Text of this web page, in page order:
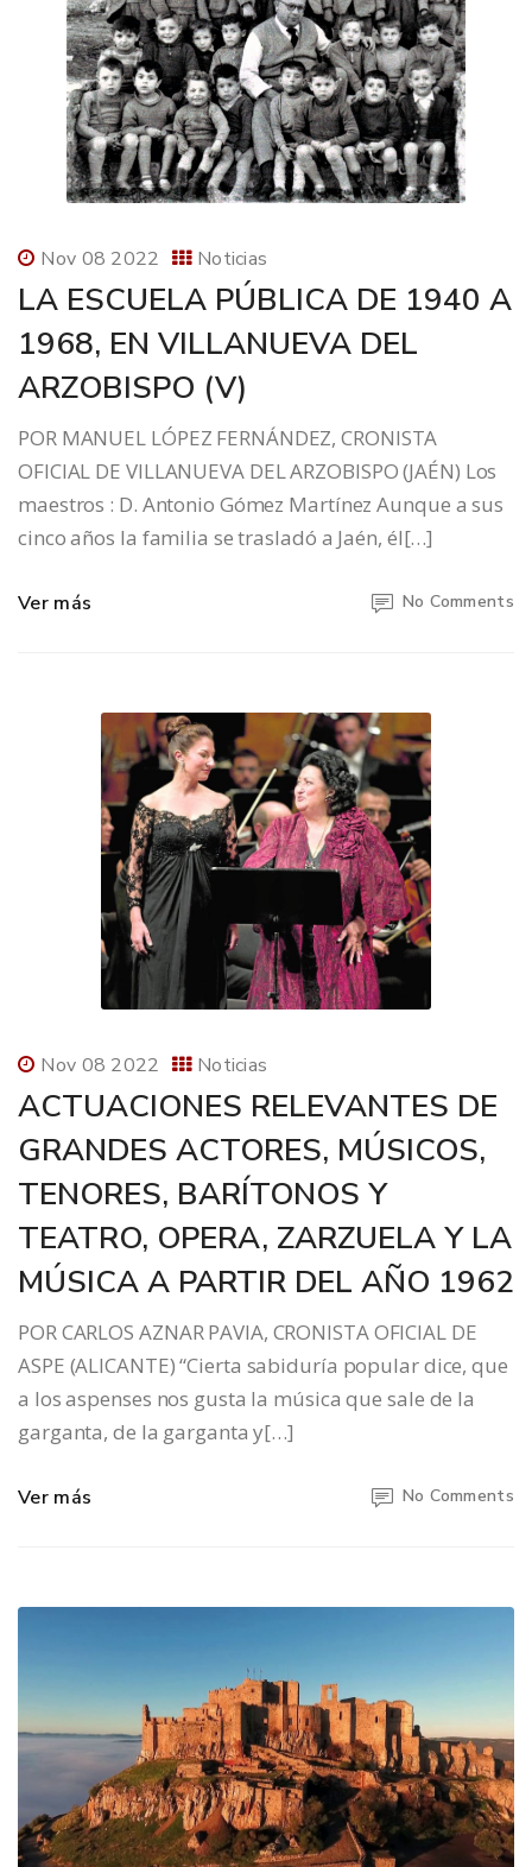
Nov 08 2022 Noticias
LA ESCUELA PÚBLICA DE 1940 A
1968, EN VILLANUEVA DEL
ARZOBISPO (V)
POR MANUEL LÓPEZ FERNÁNDEZ, CRONISTA
OFICIAL DE VILLANUEVA DEL ARZOBISPO (JAÉN) Los
maestros : D. Antonio Gómez Martínez Aunque a sus
cinco años la familia se trasladó a Jaén, él[…]
Ver más No Comments
Nov 08 2022 Noticias
ACTUACIONES RELEVANTES DE
GRANDES ACTORES, MÚSICOS,
TENORES, BARÍTONOS Y
TEATRO, OPERA, ZARZUELA Y LA
MÚSICA A PARTIR DEL AÑO 1962
POR CARLOS AZNAR PAVIA, CRONISTA OFICIAL DE
ASPE (ALICANTE) “Cierta sabiduría popular dice, que
a los aspenses nos gusta la música que sale de la
garganta, de la garganta y[…]
Ver más No Comments